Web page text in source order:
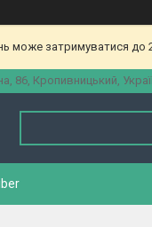
може затримуватися до
86, Кропивницький,